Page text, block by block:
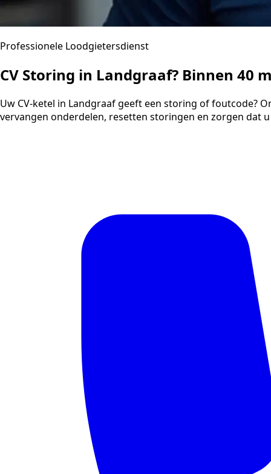
Professionele Loodgietersdienst
CV Storing in Landgraaf? Binnen 40
Uw CV-ketel in Landgraaf geeft een storing of foutcode?
vervangen onderdelen, resetten storingen en zorgen dat